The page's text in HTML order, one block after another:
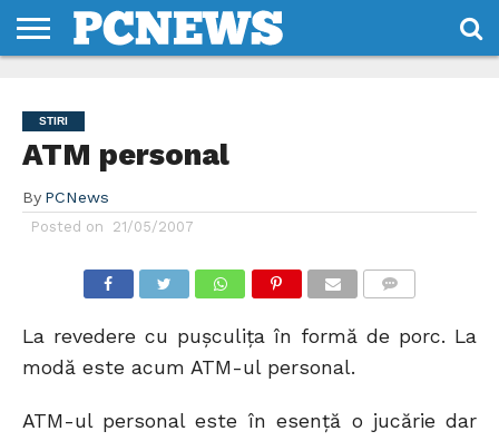
NOI
SI
CONDITII
STIRI
ATM personal
By PCNews
Posted on 21/05/2007
La revedere cu puşculiţa în formă de porc. La
modă este acum ATM-ul personal.
ATM-ul personal este în esenţă o jucărie dar